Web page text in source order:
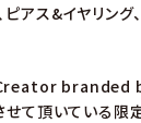
ピアス&イヤリング
branded
て頂いている限